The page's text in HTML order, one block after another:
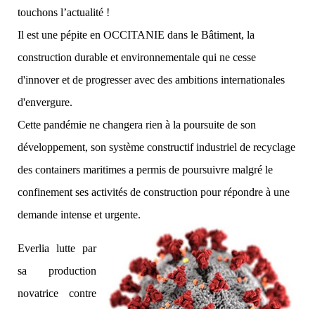
touchons l’actualité !
Il est une pépite en OCCITANIE dans le Bâtiment, la
construction durable et environnementale qui ne cesse
d'innover et de progresser avec des ambitions internationales
d'envergure.
Cette pandémie ne changera rien à la poursuite de son
développement, son système constructif industriel de recyclage
des containers maritimes a permis de poursuivre malgré le
confinement ses activités de construction pour répondre à une
demande intense et urgente.
Everlia lutte par
sa production
novatrice contre